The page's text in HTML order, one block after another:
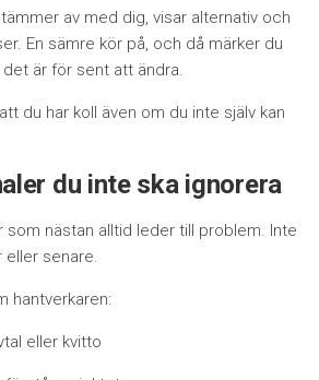
av med dig, visar alternativ och
En sämre kör på, och då märker du
är för sent att ändra.
du har koll även om du inte själv kan
du inte ska ignorera
som nästan alltid leder till problem. Inte
eller senare.
hantverkaren:
eller kvitto